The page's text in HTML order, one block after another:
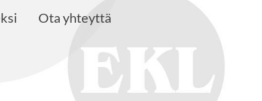
Ota yhteyttä